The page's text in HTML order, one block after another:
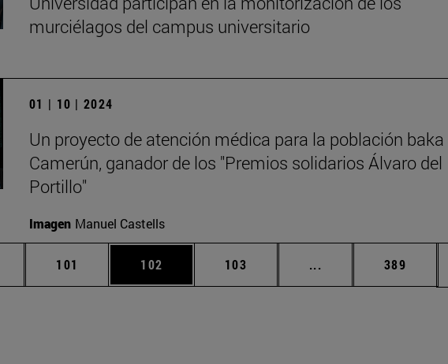
murciélagos del campus universitario
01 | 10 | 2024
Un proyecto de atención médica para la población baka
Camerún, ganador de los "Premios solidarios Álvaro del
Portillo"
Imagen Manuel Castells
Páginas intermedias Use TAB para desplazarse.
Página
101 Página
102 Página
103 ... Páginas Página
389